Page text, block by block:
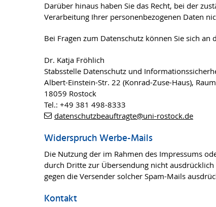
Darüber hinaus haben Sie das Recht, bei der
Verarbeitung Ihrer personenbezogenen Daten
Bei Fragen zum Datenschutz können Sie sich an
Dr. Katja Fröhlich
Stabsstelle Datenschutz und
Albert-Einstein-Str. 22 (Konrad-Zuse-Haus),
18059 Rostock
Tel.: +49 381 498-8333
datenschutzbeauftragte@uni-rostock.de
Widerspruch Werbe-Mails
Die Nutzung der im Rahmen des Impressums
durch Dritte zur Übersendung nicht
gegen die Versender solcher Spam-Mails
Kontakt